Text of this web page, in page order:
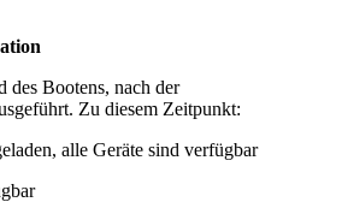
Bootens, nach der
Zu diesem Zeitpunkt:
alle Geräte sind verfügbar